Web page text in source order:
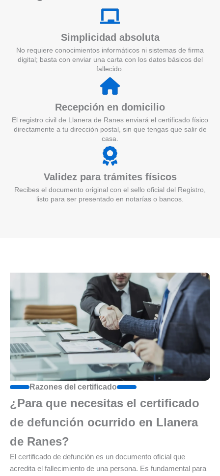
Simplicidad absoluta
No requiere conocimientos informáticos ni sistemas de firma
digital; basta con enviar una carta con los datos básicos del
fallecido.
Recepción en domicilio
El registro civil de Llanera de Ranes enviará el certificado físico
directamente a tu dirección postal, sin que tengas que salir de
casa.
Validez para trámites físicos
Recibes el documento original con el sello oficial del Registro,
listo para ser presentado en notarías o bancos.
Razones del certificado
¿Para que necesitas el certificado
de defunción ocurrido en Llanera
de Ranes?
El certificado de defunción es un documento oficial que
acredita el fallecimiento de una persona. Es fundamental para